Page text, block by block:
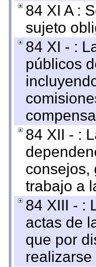
84 XI A :
sujeto
84 XI - :
públicos
84 XII - :
consejos,
trabajo a
84 XIII - :
actas de
que por